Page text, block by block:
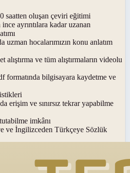
saatten oluşan çeviri eğitimi
ayrıntılara kadar uzanan
uzman hocalarımızın konu anlatım
alıştırma ve tüm alıştırmaların videolu
formatında bilgisayara kaydetme ve
erişim ve sınırsız tekrar yapabilme
imkânı
ve İngilizceden Türkçeye Sözlük